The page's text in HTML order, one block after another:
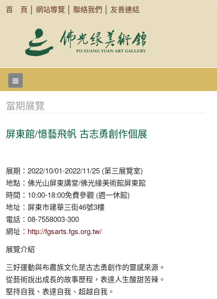
首 頁 網站導覽 聯絡我們 友善連結
當期展覽
屏東館/憶藝飛帆 古志勇創作個展
展期：2022/10/01-2022/11/25 (第三展覽室)
地點：佛光山屏東講堂/佛光緣美術館屏東館
時間：10:00-18:00免費參觀 (週一休館)
地址：屏東市建華三街46號3樓
電話：08-7558003-300
網址： http://fgsarts.fgs.org.tw/
展覽介紹
三好運動與布農族文化是古志勇創作的靈感來源。
從藝術說出成長的故事歷程，表達人生酸甜苦辣。
堅持自我、表達自我、超越自我。